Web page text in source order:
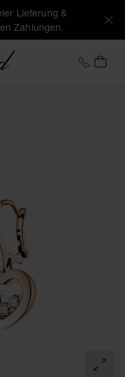
Lieferung &
Zahlungen.
+43